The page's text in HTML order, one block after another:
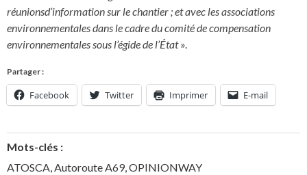
réunionsd’information sur le chantier ; et avec les associations
environnementales dans le cadre du comité de compensation
environnementales sous l’égide de l’État».
Partager :
Facebook Twitter Imprimer E-mail
Mots-clés :
ATOSCA,Autoroute A69,OPINIONWAY